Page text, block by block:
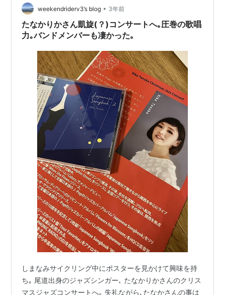
weekendriderv3’s blog • 3年前
たなかりかさん凱旋(？)コンサートへ｡圧巻の歌唱
力｡バンドメンバーも凄かった｡
しまなみサイクリング中にポスターを見かけて興味を持
ち｡ 尾道出身のジャズシンガー､ たなかりかさんのクリス
マスジャズコンサートへ｡ 失礼ながら､たなかさんの事は